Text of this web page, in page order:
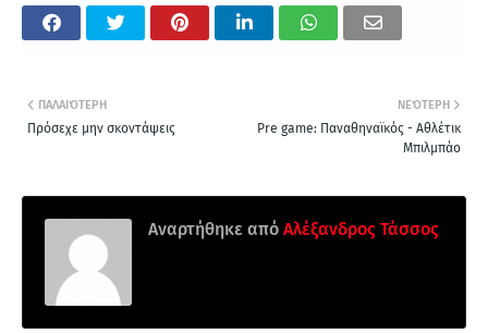
ΝΕΌΤΕΡΗ
Pre game: Παναθηναϊκός - Αθλέτικ
Μπιλμπάο
ΠΑΛΑΙΌΤΕΡΗ
Πρόσεχε μην σκοντάψεις
Αναρτήθηκε από Αλέξανδρος Τάσσος